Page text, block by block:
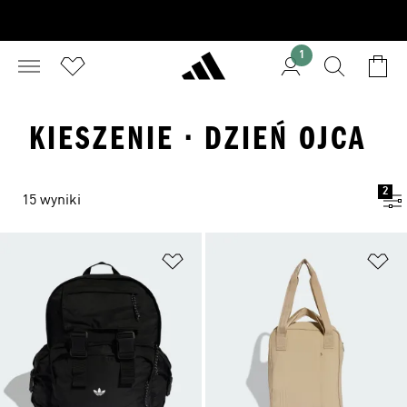
1
KIESZENIE · DZIEŃ OJCA
15 wyniki
2
Dodaj do listy życzeń